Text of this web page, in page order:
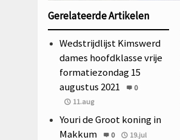
Gerelateerde Artikelen
Wedstrijdlijst Kimswerd
dames hoofdklasse vrije
formatiezondag 15
augustus 2021
0
11.aug
Youri de Groot koning in
Makkum
0 19.jul